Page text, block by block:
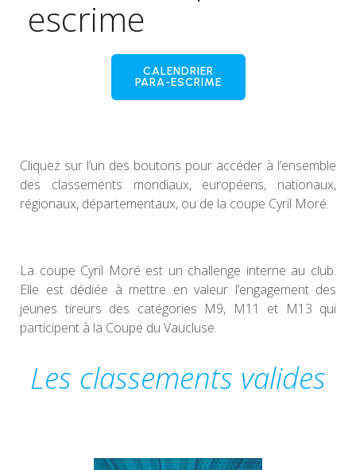
escrime
CALENDRIER
PARA-ESCRIME
Cliquez sur l’un des boutons pour accéder à l’ensemble
des classements mondiaux, européens, nationaux,
régionaux, départementaux, ou de la coupe Cyril Moré.
La coupe Cyril Moré est un challenge interne au club.
Elle est dédiée à mettre en valeur l’engagement des
jeunes tireurs des catégories M9, M11 et M13 qui
participent à la Coupe du Vaucluse.
Les classements valides